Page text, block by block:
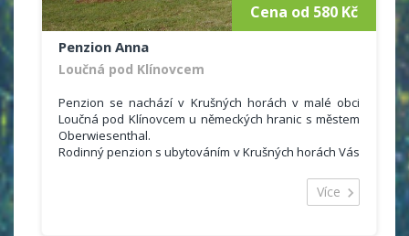
Cena od 580 Kč
Penzion Anna
Loučná pod Klínovcem
Penzion se nachází v Krušných horách v malé obci
Loučná pod Klínovcem u německých hranic s městem
Oberwiesenthal.
Rodinný penzion s ubytováním v Krušných horách Vás
restauraci najdete spoustu starých a zajímavých
Více